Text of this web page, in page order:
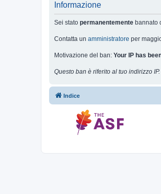
Informazione
Sei stato permanentemente bannato
Contatta un amministratore per
Motivazione del ban: Your IP has
Questo ban è riferito al tuo indirizzo IP.
Indice